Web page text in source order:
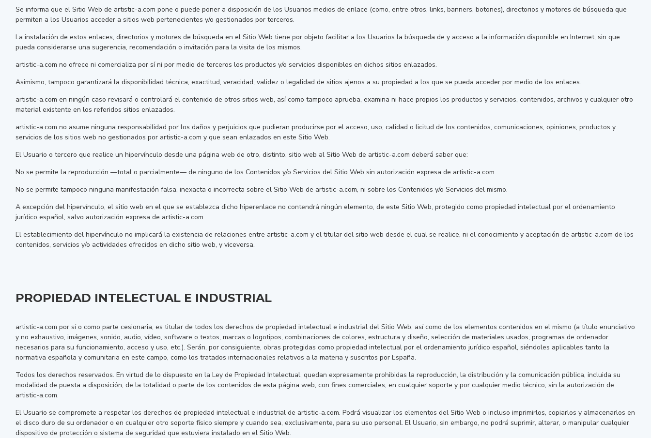
Se informa que el Sitio Web de artistic-a.com pone o puede poner a disposición de los Usuarios medios de enlace (como, entre otros, links, banners, botones), directorios y motores de búsqueda que
permiten a los Usuarios acceder a sitios web pertenecientes y/o gestionados por terceros.
La instalación de estos enlaces, directorios y motores de búsqueda en el Sitio Web tiene por objeto facilitar a los Usuarios la búsqueda de y acceso a la información disponible en Internet, sin que
pueda considerarse una sugerencia, recomendación o invitación para la visita de los mismos.
artistic-a.com no ofrece ni comercializa por sí ni por medio de terceros los productos y/o servicios disponibles en dichos sitios enlazados.
Asimismo, tampoco garantizará la disponibilidad técnica, exactitud, veracidad, validez o legalidad de sitios ajenos a su propiedad a los que se pueda acceder por medio de los enlaces.
artistic-a.com en ningún caso revisará o controlará el contenido de otros sitios web, así como tampoco aprueba, examina ni hace propios los productos y servicios, contenidos, archivos y cualquier otro
material existente en los referidos sitios enlazados.
artistic-a.com no asume ninguna responsabilidad por los daños y perjuicios que pudieran producirse por el acceso, uso, calidad o licitud de los contenidos, comunicaciones, opiniones, productos y
servicios de los sitios web no gestionados por artistic-a.com y que sean enlazados en este Sitio Web.
El Usuario o tercero que realice un hipervínculo desde una página web de otro, distinto, sitio web al Sitio Web de artistic-a.com deberá saber que:
No se permite la reproducción —total o parcialmente— de ninguno de los Contenidos y/o Servicios del Sitio Web sin autorización expresa de artistic-a.com.
No se permite tampoco ninguna manifestación falsa, inexacta o incorrecta sobre el Sitio Web de artistic-a.com, ni sobre los Contenidos y/o Servicios del mismo.
A excepción del hipervínculo, el sitio web en el que se establezca dicho hiperenlace no contendrá ningún elemento, de este Sitio Web, protegido como propiedad intelectual por el ordenamiento
jurídico español, salvo autorización expresa de artistic-a.com.
El establecimiento del hipervínculo no implicará la existencia de relaciones entre artistic-a.com y el titular del sitio web desde el cual se realice, ni el conocimiento y aceptación de artistic-a.com de los
contenidos, servicios y/o actividades ofrecidos en dicho sitio web, y viceversa.
PROPIEDAD INTELECTUAL E INDUSTRIAL
artistic-a.com por sí o como parte cesionaria, es titular de todos los derechos de propiedad intelectual e industrial del Sitio Web, así como de los elementos contenidos en el mismo (a título enunciativo
y no exhaustivo, imágenes, sonido, audio, vídeo, software o textos, marcas o logotipos, combinaciones de colores, estructura y diseño, selección de materiales usados, programas de ordenador
necesarios para su funcionamiento, acceso y uso, etc.). Serán, por consiguiente, obras protegidas como propiedad intelectual por el ordenamiento jurídico español, siéndoles aplicables tanto la
normativa española y comunitaria en este campo, como los tratados internacionales relativos a la materia y suscritos por España.
Todos los derechos reservados. En virtud de lo dispuesto en la Ley de Propiedad Intelectual, quedan expresamente prohibidas la reproducción, la distribución y la comunicación pública, incluida su
modalidad de puesta a disposición, de la totalidad o parte de los contenidos de esta página web, con fines comerciales, en cualquier soporte y por cualquier medio técnico, sin la autorización de
artistic-a.com.
El Usuario se compromete a respetar los derechos de propiedad intelectual e industrial de artistic-a.com. Podrá visualizar los elementos del Sitio Web o incluso imprimirlos, copiarlos y almacenarlos en
el disco duro de su ordenador o en cualquier otro soporte físico siempre y cuando sea, exclusivamente, para su uso personal. El Usuario, sin embargo, no podrá suprimir, alterar, o manipular cualquier
dispositivo de protección o sistema de seguridad que estuviera instalado en el Sitio Web.